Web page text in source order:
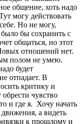
общение, хоть надо
могу действовать
Но не могу,
бы сохранить с
общаться, но этот
отношений нет.
полом не умею.
будет
отпадает. В
критику и
чувство
и где я. Хочу начать
а видеть
к прошлому и